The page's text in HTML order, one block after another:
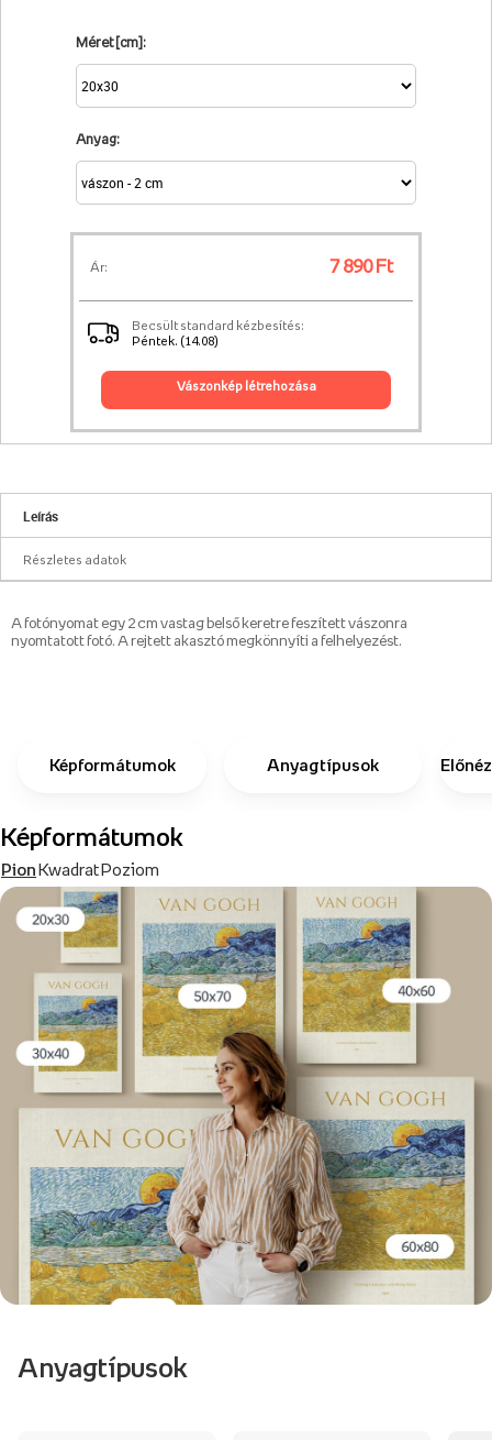
Méret [cm]:
Anyag:
Ár: 7 890 Ft
Becsült standard kézbesítés:
Péntek. (14.08)
vászonkép létrehozása
Leírás
Részletes adatok
A fotónyomat egy 2 cm vastag belső keretre feszített vászonra
nyomtatott fotó. A rejtett akasztó megkönnyíti a felhelyezést.
Képformátumok Anyagtípusok
Képformátumok
PionKwadratPoziom
Anyagtípusok